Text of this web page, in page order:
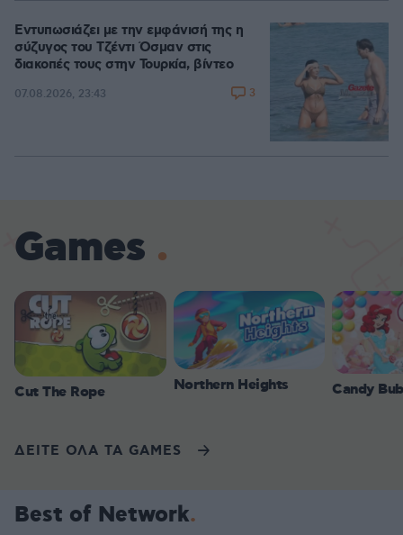
Εντυπωσιάζει με την εμφάνισή της η
σύζυγος του Τζέντι Όσμαν στις
διακοπές τους στην Τουρκία, βίντεο
07.08.2026, 23:43 3
Games
Cut The Rope Northern Heights Candy
ΔΕΙΤΕ ΟΛΑ ΤΑ GAMES
Best of Network